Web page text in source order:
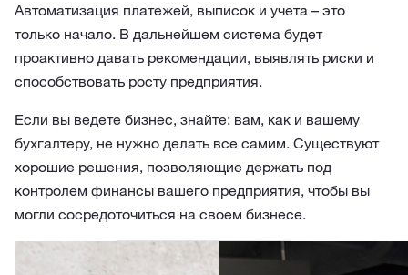
Автоматизация платежей, выписок и учета – это
только начало. В дальнейшем система будет
проактивно давать рекомендации, выявлять риски и
способствовать росту предприятия.
Если вы ведете бизнес, знайте: вам, как и вашему
бухгалтеру, не нужно делать все самим. Существуют
хорошие решения, позволяющие держать под
контролем финансы вашего предприятия, чтобы вы
могли сосредоточиться на своем бизнесе.